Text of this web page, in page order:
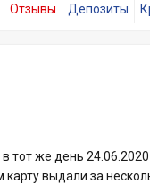
Отзывы Депозиты
тот же день
карту выдали за